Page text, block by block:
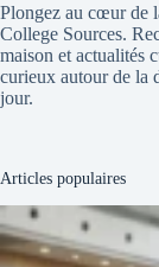
Plongez au cœur de
College Sources.
maison et actualités
curieux autour de la
jour.
Articles populaires